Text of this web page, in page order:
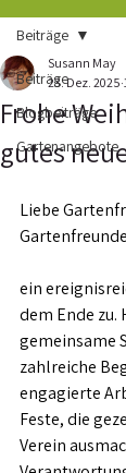
Beiträge
Blogbeiträge
Gartenangebote
Beiträge
Frohe
gutes
Susann May
23. Dez. 2025
Liebe
ein
dem Ende zu.
gemeinsame
zahlreiche
engagierte
Feste, die
Verein